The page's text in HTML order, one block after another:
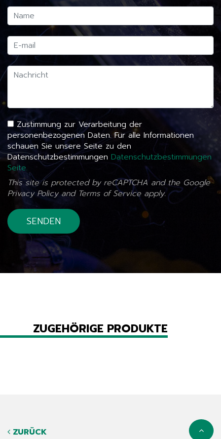
Zustimmung zur Verarbeitung der
personenbezogenen Daten. Für alle Informationen
schauen Sie unsere Seite zu den
Datenschutzbestimmungen Datenschutzbestimmungen
Seite.
This site is protected by reCAPTCHA and the Google
Privacy Policyand Terms of Service apply.
ZUGEHÖRIGE PRODUKTE
ZURÜCK